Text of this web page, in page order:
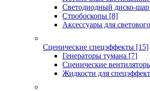
Светодиодный диско-шар
Стробоскопы [8]
Аксессуары для
Сценические спецэффекты [15]
Генераторы тумана [7]
Сценические
Жидкости для